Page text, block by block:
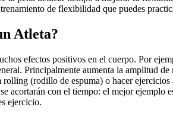
de flexibilidad que puedes
Atleta?
efectos positivos en el cuerpo. Por
Principalmente aumenta la amplitud
(rodillo de espuma) o hacer
acortarán con el tiempo: el mejor
ejercicio.